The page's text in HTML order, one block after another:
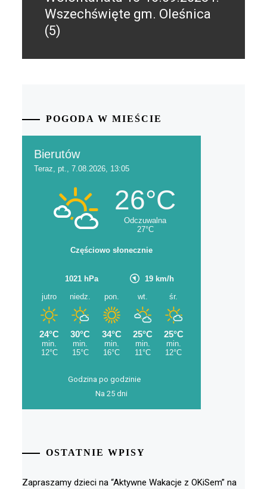
Wszechświęte gm. Oleśnica
(5)
POGODA W MIEŚCIE
Godzina po godzinie
Na 25 dni
OSTATNIE WPISY
Zapraszamy dzieci na “Aktywne Wakacje z OKiSem” na